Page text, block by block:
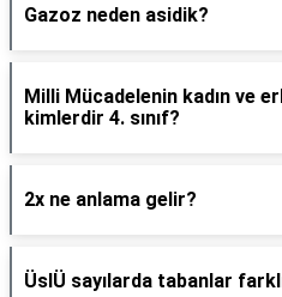
Gazoz neden asidik?
Milli Mücadelenin kadın ve
kimlerdir 4. sınıf?
2x ne anlama gelir?
ÜslÜ sayılarda tabanlar